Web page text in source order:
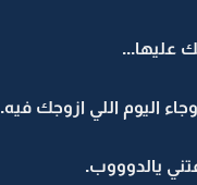
عليها...
اليوم اللي ازوجك فيه.
يالدوووب.